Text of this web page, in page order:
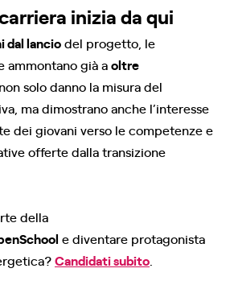
inizia da qui
dal lanciodel progetto, le
ammontano già aoltre
solo danno la misura del
ma dimostrano anche l’interesse
dei giovani verso le competenze e
offerte dalla transizione
della
e diventare protagonista
Candidati subito